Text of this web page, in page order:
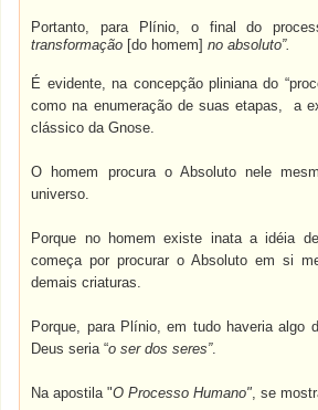
Portanto, para Plínio, o final do
transformação [do homem] no absoluto”.
É evidente, na concepção pliniana do
como na enumeração de suas etapas, a
clássico da Gnose.
O homem procura o Absoluto nele
universo.
Porque no homem existe inata a idéia
começa por procurar o Absoluto em si
demais criaturas.
Porque, para Plínio, em tudo haveria algo
Deus seria “o ser dos seres”.
Na apostila "O Processo Humano", se